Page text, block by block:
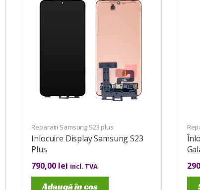
Reparatii Samsung S23 plus
Inlocuire Display Samsung S23
Plus
790,00 lei incl. TVA
Adaugă în coș